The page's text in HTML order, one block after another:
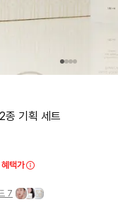
종 기획 세트
택가
7